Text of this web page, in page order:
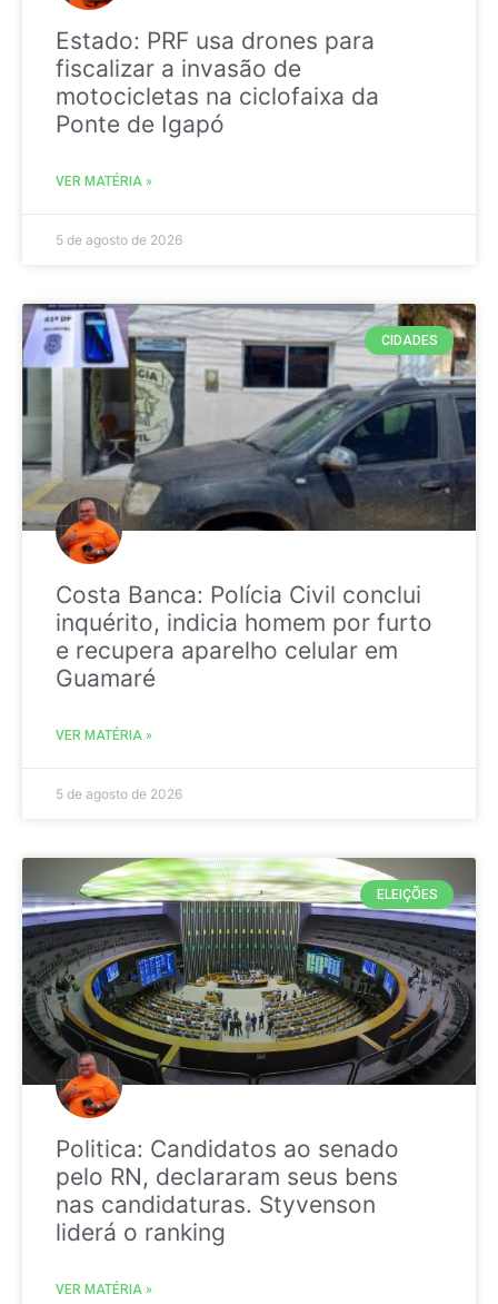
Estado: PRF usa drones para
fiscalizar a invasão de
motocicletas na ciclofaixa da
Ponte de Igapó
VER MATÉRIA »
5 de agosto de 2026
CIDADES
Costa Banca: Polícia Civil conclui
inquérito, indicia homem por furto
e recupera aparelho celular em
Guamaré
VER MATÉRIA »
5 de agosto de 2026
ELEIÇÕES
Politica: Candidatos ao senado
pelo RN, declararam seus bens
nas candidaturas. Styvenson
liderá o ranking
VER MATÉRIA »